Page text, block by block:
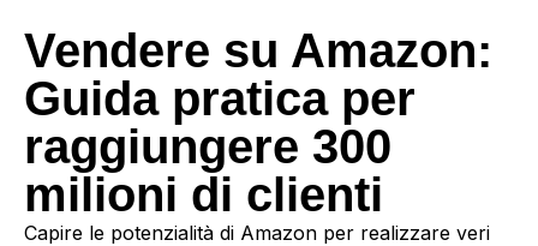
Vendere su Amazon:
Guida pratica per
raggiungere 300
milioni di clienti
Capire le potenzialità di Amazon per realizzare veri